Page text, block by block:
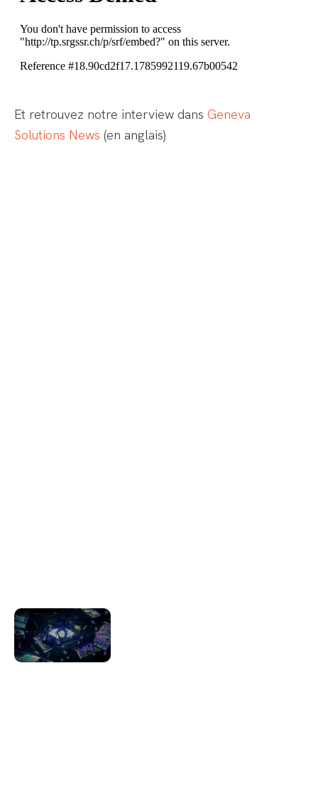
Et retrouvez notre interview dans Geneva
Solutions News (en anglais)